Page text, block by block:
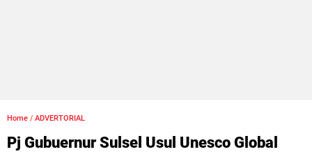
Home / ADVERTORIAL
Pj Gubuernur Sulsel Usul Unesco Global